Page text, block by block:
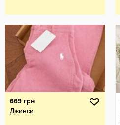
669 грн
Джинси